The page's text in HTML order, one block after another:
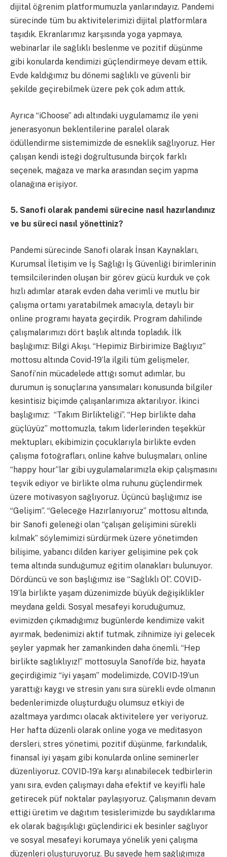
dijital öğrenim platformumuzla yanlarındayız. Pandemi
sürecinde tüm bu aktivitelerimizi dijital platformlara
taşıdık. Ekranlarımız karşısında yoga yapmaya,
webinarlar ile sağlıklı beslenme ve pozitif düşünme
gibi konularda kendimizi güçlendirmeye devam ettik.
Evde kaldığımız bu dönemi sağlıklı ve güvenli bir
şekilde geçirebilmek üzere pek çok adım attık.
Ayrıca “iChoose” adı altındaki uygulamamız ile yeni
jenerasyonun beklentilerine paralel olarak
ödüllendirme sistemimizde de esneklik sağlıyoruz. Her
çalışan kendi isteği doğrultusunda birçok farklı
seçenek, mağaza ve marka arasından seçim yapma
olanağına erişiyor.
5. Sanofi olarak pandemi sürecine nasıl hazırlandınız
ve bu süreci nasıl yönettiniz?
Pandemi sürecinde Sanofi olarak İnsan Kaynakları,
Kurumsal İletişim ve İş Sağlığı İş Güvenliği birimlerinin
temsilcilerinden oluşan bir görev gücü kurduk ve çok
hızlı adımlar atarak evden daha verimli ve mutlu bir
çalışma ortamı yaratabilmek amacıyla, detaylı bir
online programı hayata geçirdik. Program dahilinde
çalışmalarımızı dört başlık altında topladık. İlk
başlığımız: Bilgi Akışı. “Hepimiz Birbirimize Bağlıyız”
mottosu altında Covid-19’la ilgili tüm gelişmeler,
Sanofi’nin mücadelede attığı somut adımlar, bu
durumun iş sonuçlarına yansımaları konusunda bilgiler
kesintisiz biçimde çalışanlarımıza aktarılıyor. İkinci
başlığımız: “Takım Birlikteliği”. “Hep birlikte daha
güçlüyüz” mottomuzla, takım liderlerinden teşekkür
mektupları, ekibimizin çocuklarıyla birlikte evden
çalışma fotoğrafları, online kahve buluşmaları, online
“happy hour”lar gibi uygulamalarımızla ekip çalışmasını
teşvik ediyor ve birlikte olma ruhunu güçlendirmek
üzere motivasyon sağlıyoruz. Üçüncü başlığımız ise
“Gelişim”. “Geleceğe Hazırlanıyoruz” mottosu altında,
bir Sanofi geleneği olan “çalışan gelişimini sürekli
kılmak” söylemimizi sürdürmek üzere yönetimden
bilişime, yabancı dilden kariyer gelişimine pek çok
tema altında sunduğumuz eğitim olanakları bulunuyor.
Dördüncü ve son başlığımız ise “Sağlıklı Ol”. COVID-
19’la birlikte yaşam düzenimizde büyük değişiklikler
meydana geldi. Sosyal mesafeyi koruduğumuz,
evimizden çıkmadığımız bugünlerde kendimize vakit
ayırmak, bedenimizi aktif tutmak, zihnimize iyi gelecek
şeyler yapmak her zamankinden daha önemli. “Hep
birlikte sağlıklıyız!” mottosuyla Sanofi’de biz, hayata
geçirdiğimiz “iyi yaşam” modelimizde, COVID-19’un
yarattığı kaygı ve stresin yanı sıra sürekli evde olmanın
bedenlerimizde oluşturduğu olumsuz etkiyi de
azaltmaya yardımcı olacak aktivitelere yer veriyoruz.
Her hafta düzenli olarak online yoga ve meditasyon
dersleri, stres yönetimi, pozitif düşünme, farkındalık,
finansal iyi yaşam gibi konularda online seminerler
düzenliyoruz. COVID-19’a karşı alınabilecek tedbirlerin
yanı sıra, evden çalışmayı daha efektif ve keyifli hale
getirecek püf noktalar paylaşıyoruz. Çalışmanın devam
ettiği üretim ve dağıtım tesislerimizde bu saydıklarıma
ek olarak bağışıklığı güçlendirici ek besinler sağlıyor
ve sosyal mesafeyi korumaya yönelik yeni çalışma
düzenleri oluşturuyoruz. Bu sayede hem sağlığımıza